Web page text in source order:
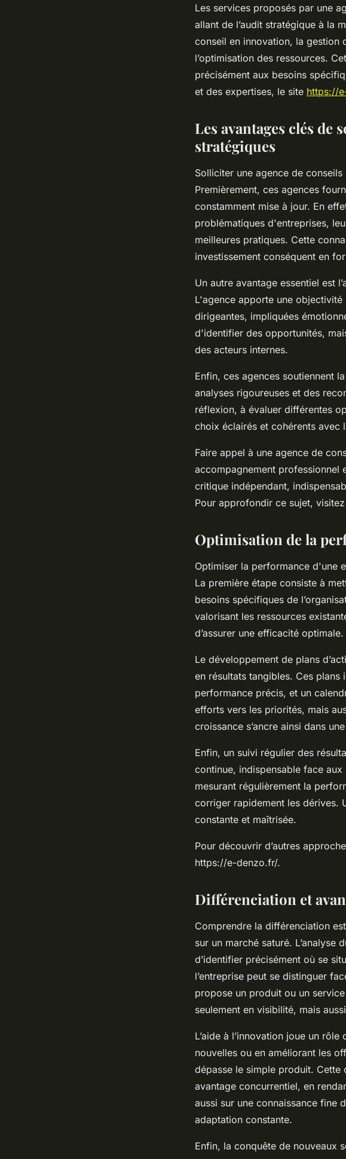
Les services proposés par une
allant de l’audit stratégique à la
conseil en innovation, la gestion
l’optimisation des ressources.
précisément aux besoins
et des expertises, le site https://
Les avantages clés de
stratégiques
Solliciter une agence de
Premièrement, ces agences
constamment mise à jour. En
problématiques d'entreprises,
meilleures pratiques. Cette
investissement conséquent en
Un autre avantage essentiel est
L'agence apporte une
dirigeantes, impliquées
d'identifier des opportunités,
des acteurs internes.
Enfin, ces agences soutiennent
analyses rigoureuses et des
réflexion, à évaluer différentes
choix éclairés et cohérents avec
Faire appel à une agence de
accompagnement professionnel
critique indépendant,
Pour approfondir ce sujet,
Optimisation de la
Optimiser la performance d'une
La première étape consiste à
besoins spécifiques de
valorisant les ressources
d’assurer une efficacité optimale.
Le développement de plans
en résultats tangibles. Ces
performance précis, et un
efforts vers les priorités, mais
croissance s’ancre ainsi dans
Enfin, un suivi régulier des
continue, indispensable face
mesurant régulièrement la
corriger rapidement les dérives.
constante et maîtrisée.
Pour découvrir d’autres
https://e-denzo.fr/.
Différenciation et
Comprendre la différenciation
sur un marché saturé.
d’identifier précisément où se
l’entreprise peut se distinguer
propose un produit ou un
seulement en visibilité, mais
L’aide à l’innovation joue un
nouvelles ou en améliorant les
dépasse le simple produit.
avantage concurrentiel, en
aussi sur une connaissance fine
adaptation constante.
Enfin, la conquête de nouveaux